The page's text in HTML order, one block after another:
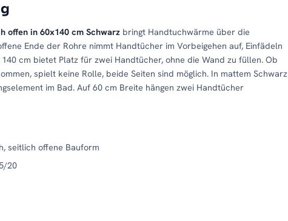
offen in 60x140 cm Schwarz bringt Handtuchwärme über die
Ende der Rohre nimmt Handtücher im Vorbeigehen auf, Einfädeln
cm bietet Platz für zwei Handtücher, ohne die Wand zu füllen. Ob
spielt keine Rolle, beide Seiten sind möglich. In mattem Schwarz
im Bad. Auf 60 cm Breite hängen zwei Handtücher
seitlich offene Bauform
20